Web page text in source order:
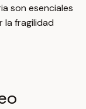
son esenciales
la fragilidad